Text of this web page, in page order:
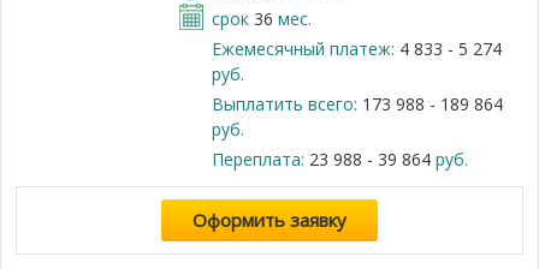
срок 36 мес.
Ежемесячный платеж: 4 833 - 5 274
руб.
Выплатить всего: 173 988 - 189 864
руб.
Переплата: 23 988 - 39 864руб.
Оформить заявку